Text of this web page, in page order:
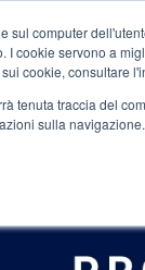
sul computer
I cookie servono a
cookie, consultare
tenuta traccia del
sulla navigazione.